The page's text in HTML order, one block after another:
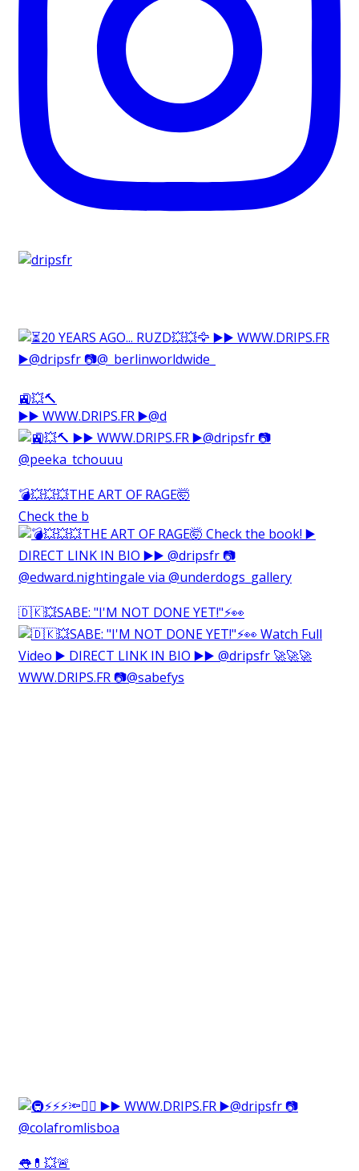
🚉💥🔨⁠
▶️▶️ WWW.DRIPS.FR ▶️@d
💣💥💥💥THE ART OF RAGE🤯⁠
Check the b
🇩🇰💥SABE: "I'M NOT DONE YET!"⚡️👀⁠
👅💊💥🚨⁠